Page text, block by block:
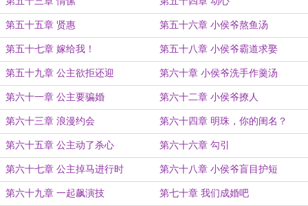
第五十五章 贤惠 第五十六章 小侯爷熬鱼汤
第五十七章 嫁给我！ 第五十八章 小侯爷霸道求娶
第五十九章 公主欲拒还迎 第六十章 小侯爷洗手作羹汤
第六十一章 公主要骗婚 第六十二章 小侯爷撩人
第六十三章 浪漫约会 第六十四章 明珠，你的闺名？
第六十五章 公主动了杀心 第六十六章 勾引
第六十七章 公主掉马进行时 第六十八章 小侯爷盲目护短
第六十九章 一起飙演技 第七十章 我们成婚吧